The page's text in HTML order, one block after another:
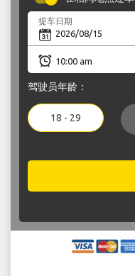
提车日期
驾驶员年龄：
18 - 29